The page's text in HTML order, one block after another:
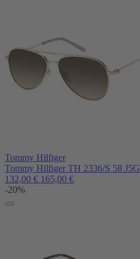
Tommy Hilfiger
Tommy Hilfiger TH 2336/S 58 J5G
132,00 € 165,00 €
-20%